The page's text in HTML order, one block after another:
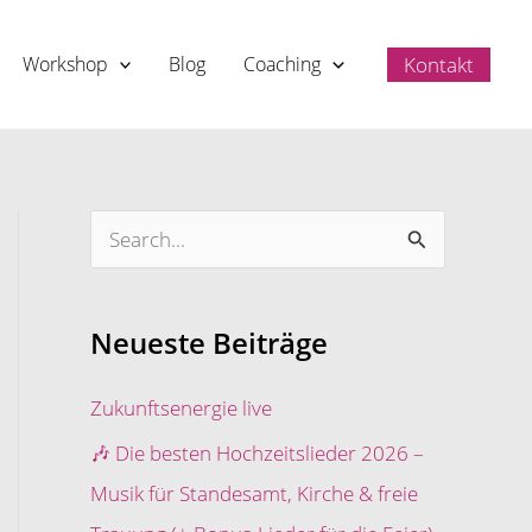
Workshop Blog Coaching Kontakt
e
n
n
Neueste Beiträge
Zukunftsenergie live
🎶 Die besten Hochzeitslieder 2026 –
Musik für Standesamt, Kirche & freie